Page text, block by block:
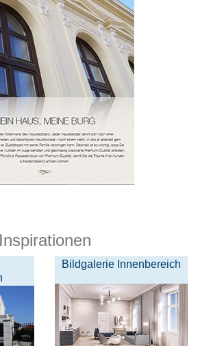
Inspirationen
Bildgalerie Innenbereich